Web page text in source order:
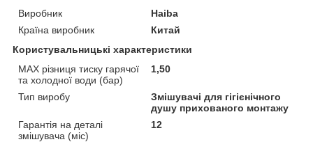
Виробник
Haiba
Країна виробник
Китай
Користувальницькі характеристики
MAX різниця тиску гарячої
та холодної води (бар)
1,50
Тип виробу
Змішувачі для гігієнічного
душу прихованого монтажу
Гарантія на деталі
змішувача (міс)
12